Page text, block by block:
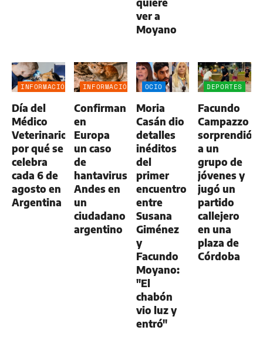
ver a
Moyano
INFORMACIÓN
Día del
Médico
Veterinario:
por qué se
celebra
cada 6 de
agosto en
Argentina
INFORMACIÓN
Confirman
en
Europa
un caso
de
hantavirus
Andes en
un
ciudadano
argentino
OCIO
Moria
Casán dio
detalles
inéditos
del
primer
encuentro
entre
Susana
Giménez
y
Facundo
Moyano:
"El
chabón
vio luz y
entró"
DEPORTES
Facundo
Campazzo
sorprendió
a un
grupo de
jóvenes y
jugó un
partido
callejero
en una
plaza de
Córdoba